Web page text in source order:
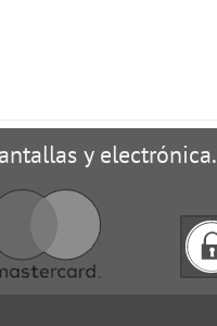
y electrónica.